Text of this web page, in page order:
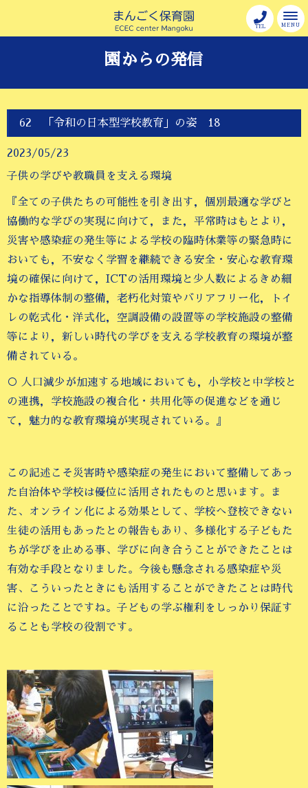
MENU
TEL
園からの発信
62 「令和の日本型学校教育」の姿 18
2023/05/23
子供の学びや教職員を支える環境
『全ての子供たちの可能性を引き出す，個別最適な学びと
協働的な学びの実現に向けて，また，平常時はもとより，
災害や感染症の発生等による学校の臨時休業等の緊急時に
おいても，不安なく学習を継続できる安全・安心な教育環
境の確保に向けて，ICTの活用環境と少人数によるきめ細
かな指導体制の整備，老朽化対策やバリアフリー化，トイ
レの乾式化・洋式化，空調設備の設置等の学校施設の整備
等により，新しい時代の学びを支える学校教育の環境が整
備されている。
○ 人口減少が加速する地域においても，小学校と中学校と
の連携，学校施設の複合化・共用化等の促進などを通じ
て，魅力的な教育環境が実現されている。』
この記述こそ災害時や感染症の発生において整備してあっ
た自治体や学校は優位に活用されたものと思います。ま
た、オンライン化による効果として、学校へ登校できない
生徒の活用もあったとの報告もあり、多様化する子どもた
ちが学びを止める事、学びに向き合うことができたことは
有効な手段となりました。今後も懸念される感染症や災
害、こういったときにも活用することができたことは時代
に沿ったことですね。子どもの学ぶ権利をしっかり保証す
ることも学校の役割です。